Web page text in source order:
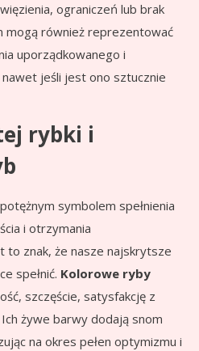
ograniczeń lub brak
mogą również reprezentować
uporządkowanego i
jeśli jest ono sztucznie
rybki i
symbolem spełnienia
i otrzymania
to znak, że nasze najskrytsze
spełnić. Kolorowe ryby
szczęście, satysfakcję z
żywe barwy dodają snom
na okres pełen optymizmu i